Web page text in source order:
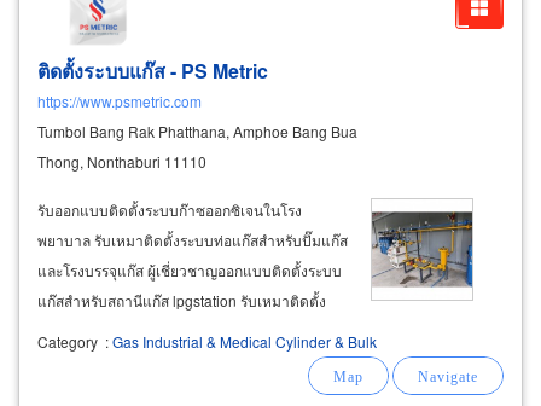
ติดตั้งระบบแก๊ส - PS Metric
https://www.psmetric.com
Tumbol Bang Rak Phatthana, Amphoe Bang Bua
Thong, Nonthaburi 11110
รับออกแบบติดตั้งระบบก๊าซออกซิเจนในโรง
พยาบาล รับเหมาติดตั้งระบบท่อแก๊สสำหรับปั๊มแก๊ส
และโรงบรรจุแก๊ส ผู้เชี่ยวชาญออกแบบติดตั้งระบบ
แก๊สสำหรับสถานีแก๊ส lpgstation รับเหมาติดตั้ง
หม้อต้มแก๊สขนาด 50kg - 600kg lpg vaporizer
Category :Gas Industrial & Medical Cylinder & Bulk